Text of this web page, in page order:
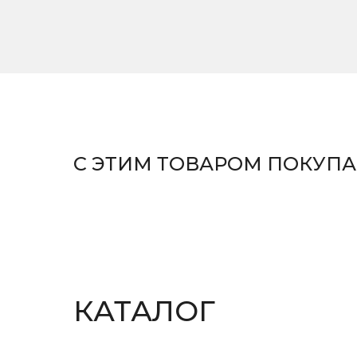
С ЭТИМ ТОВАРОМ
КАТАЛОГ